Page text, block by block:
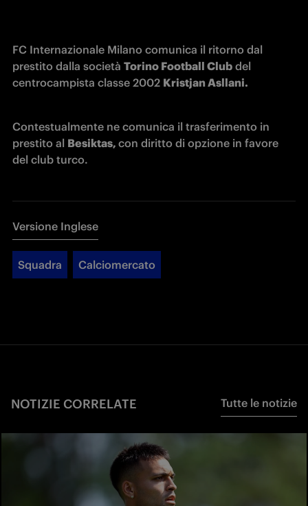
FC Internazionale Milano comunica il ritorno dal
prestito dalla società Torino Football Club del
centrocampista classe 2002 Kristjan Asllani.
Contestualmente ne comunica il trasferimento in
prestito al Besiktas, con diritto di opzione in favore
del club turco.
Versione Inglese
Squadra Calciomercato
NOTIZIE CORRELATE Tutte le notizie